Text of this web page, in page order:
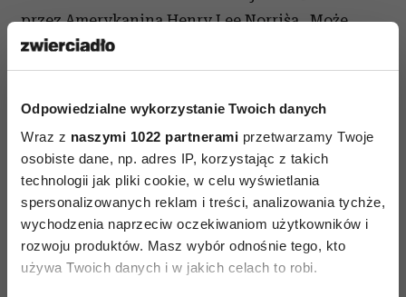
Odpowiedzialne wykorzystanie Twoich danych
Wraz z naszymi 1022 partnerami przetwarzamy Twoje
osobiste dane, np. adres IP, korzystając z takich
technologii jak pliki cookie, w celu wyświetlania
spersonalizowanych reklam i treści, analizowania tychże,
wychodzenia naprzeciw oczekiwaniom użytkowników i
rozwoju produktów. Masz wybór odnośnie tego, kto
używa Twoich danych i w jakich celach to robi.
przez Amerykanina Henry Lee Norris`a. Może
trudno w to uwierzyć , ale swoją największą
karierę zawdzięczają I wojnie światowej.
nadających się na front i do okopów zalewanych
deszczem. Firma spełniła tę prośbę tworząc
gumowe buty, które swoim wyglądem
przypominały wysokie obuwie wojskowe. Po
wojnie ten model stał się najpopularniejszy, m.in.